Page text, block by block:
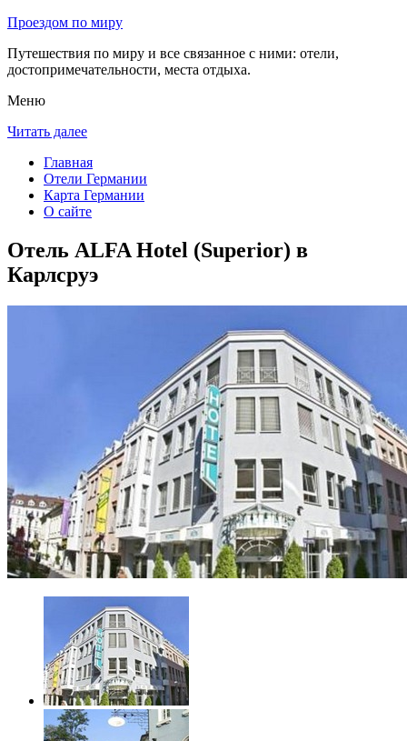
Проездом по миру
Путешествия по миру и все связанное с ними: отели,
достопримечательности, места отдыха.
Меню
Читать далее
Главная
Отели Германии
Карта Германии
О сайте
Отель ALFA Hotel (Superior) в
Карлсруэ